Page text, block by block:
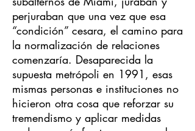
perjuraban que una vez que esa
“condición” cesara, el camino para
la normalización de relaciones
comenzaría. Desaparecida la
supuesta metrópoli en 1991, esas
mismas personas e instituciones no
hicieron otra cosa que reforzar su
tremendismo y aplicar medidas